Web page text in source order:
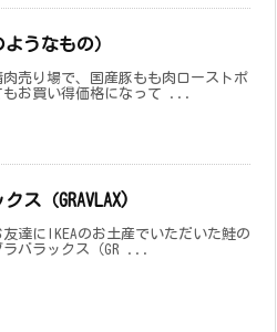
うなもの）
売り場で、国産豚もも肉ローストポ
もお買い得価格になって ...
ス（GRAVLAX)
達にIKEAのお土産でいただいた鮭の
ラバラックス（GR ...